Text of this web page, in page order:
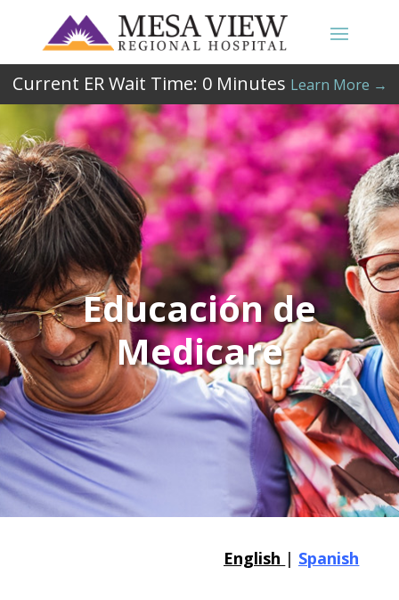
Current ER Wait Time: 0Minutes Learn More →
Educación de
Medicare
English | Spanish